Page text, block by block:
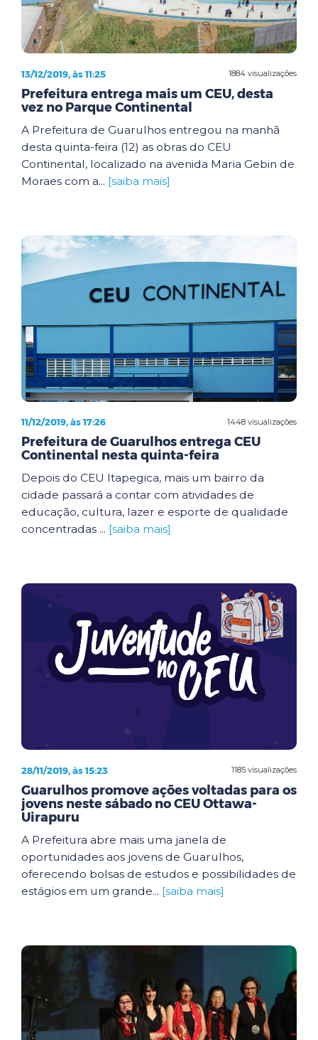
1884 visualizações
13/12/2019, às 11:25
Prefeitura entrega mais um CEU, desta
vez no Parque Continental
A Prefeitura de Guarulhos entregou na manhã
desta quinta-feira (12) as obras do CEU
Continental, localizado na avenida Maria Gebin de
Moraes com a... [saiba mais]
1448 visualizações
11/12/2019, às 17:26
Prefeitura de Guarulhos entrega CEU
Continental nesta quinta-feira
Depois do CEU Itapegica, mais um bairro da
cidade passará a contar com atividades de
educação, cultura, lazer e esporte de qualidade
concentradas ... [saiba mais]
1185 visualizações
28/11/2019, às 15:23
Guarulhos promove ações voltadas para os
jovens neste sábado no CEU Ottawa-
Uirapuru
A Prefeitura abre mais uma janela de
oportunidades aos jovens de Guarulhos,
oferecendo bolsas de estudos e possibilidades de
estágios em um grande... [saiba mais]